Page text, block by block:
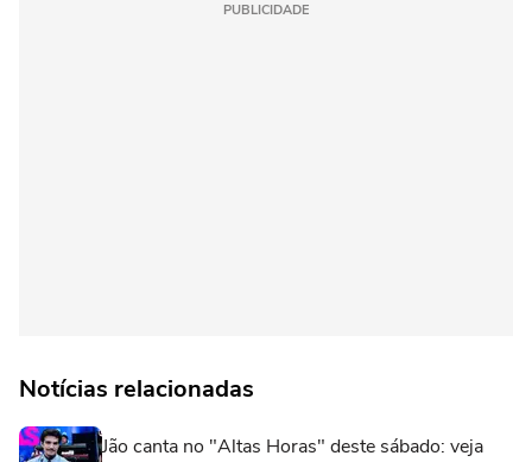
PUBLICIDADE
Notícias relacionadas
Jão canta no "Altas Horas" deste sábado: veja